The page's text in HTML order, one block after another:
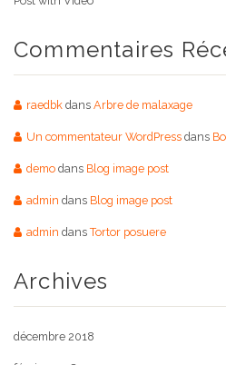
Commentaires
raedbk dans Arbre de malaxage
Un commentateur WordPress dans
demo dans Blog image post
admin dans Blog image post
admin dansTortor posuere
Archives
décembre 2018